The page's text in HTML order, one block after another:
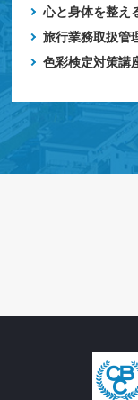
心と身体を整え
旅行業務取扱管
色彩検定対策講